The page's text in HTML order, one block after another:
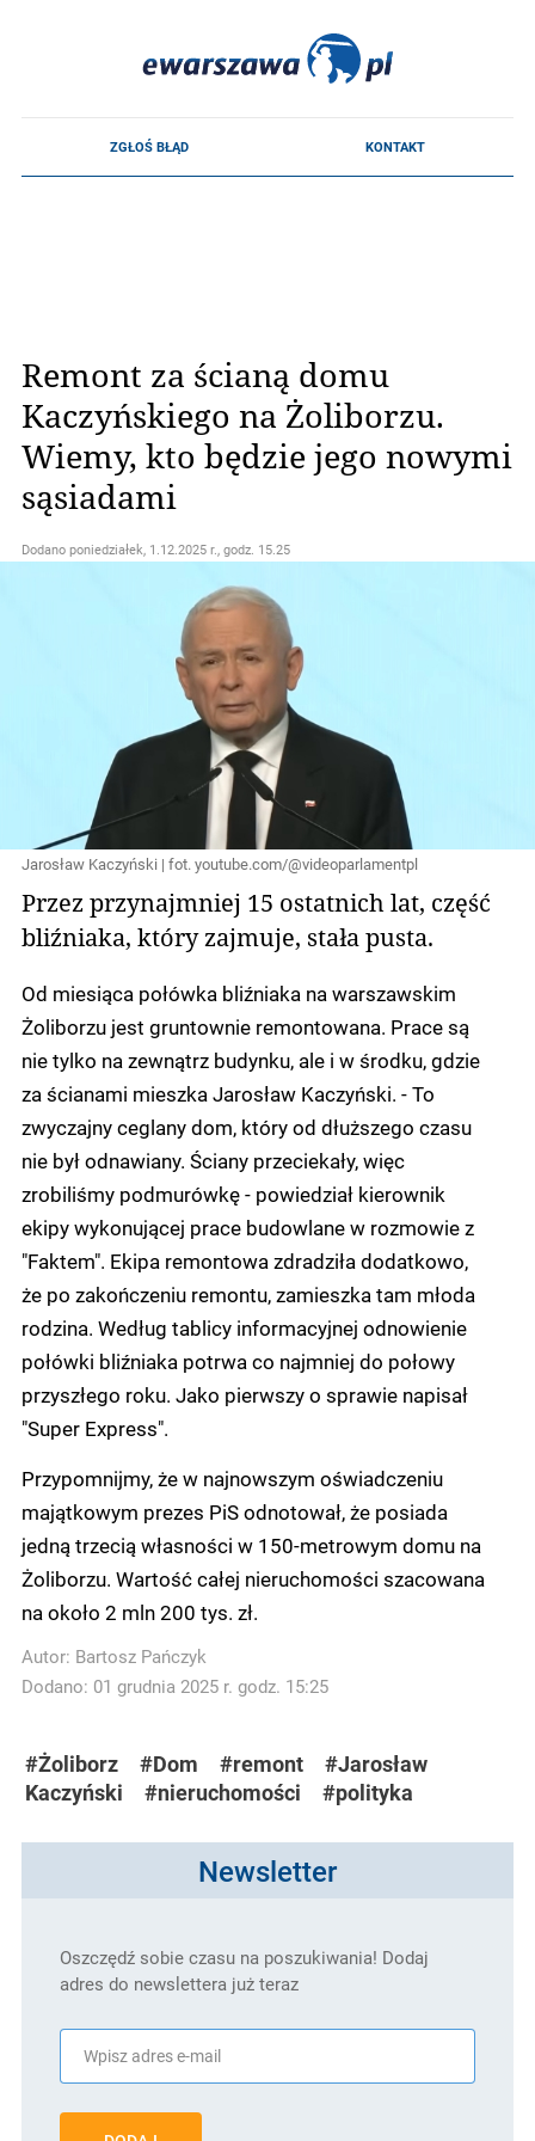
Remont za ścianą domu
Kaczyńskiego na Żoliborzu.
Wiemy, kto będzie jego nowymi
sąsiadami
Dodano poniedziałek, 1.12.2025 r., godz. 15.25
Jarosław Kaczyński | fot. youtube.com/@videoparlamentpl
Przez przynajmniej 15 ostatnich lat, część
bliźniaka, który zajmuje, stała pusta.
Od miesiąca połówka bliźniaka na warszawskim
Żoliborzu jest gruntownie remontowana. Prace są
nie tylko na zewnątrz budynku, ale i w środku, gdzie
za ścianami mieszka Jarosław Kaczyński. - To
zwyczajny ceglany dom, który od dłuższego czasu
nie był odnawiany. Ściany przeciekały, więc
zrobiliśmy podmurówkę - powiedział kierownik
ekipy wykonującej prace budowlane w rozmowie z
"Faktem". Ekipa remontowa zdradziła dodatkowo,
że po zakończeniu remontu, zamieszka tam młoda
rodzina. Według tablicy informacyjnej odnowienie
połówki bliźniaka potrwa co najmniej do połowy
przyszłego roku. Jako pierwszy o sprawie napisał
"Super Express".
Przypomnijmy, że w najnowszym oświadczeniu
majątkowym prezes PiS odnotował, że posiada
jedną trzecią własności w 150-metrowym domu na
Żoliborzu. Wartość całej nieruchomości szacowana
na około 2 mln 200 tys. zł.
Autor: Bartosz Pańczyk
Dodano: 01 grudnia 2025 r. godz. 15:25
#Żoliborz #Dom #remont
#Jarosław
Kaczyński
#nieruchomości #polityka
Newsletter
Oszczędź sobie czasu na poszukiwania! Dodaj
adres do newslettera już teraz